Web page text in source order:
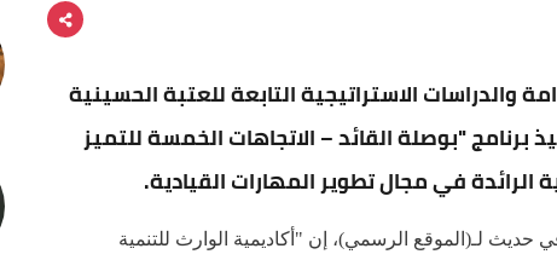
والدراسات الاستراتيجية التابعة للعتبة الحسينية
برنامج "بوصلة القائد – الاتجاهات الخمسة للتميز
الرائدة في مجال تطوير المهارات القيادية.
لـ(الموقع الرسمي)، إن "أكاديمية الوارث للتنمية